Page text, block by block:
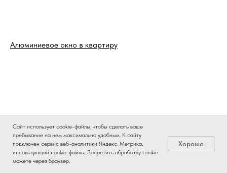
Алюминиевое окно в квартиру
Сайт использует cookie-файлы, чтобы сделать ваше
пребывание на нем максимально удобным. К cайту
подключен сервис веб-аналитики Яндекс. Метрика,
использующий cookie-файлы. Запретить обработку cookie
можете через браузер.
Хорошо